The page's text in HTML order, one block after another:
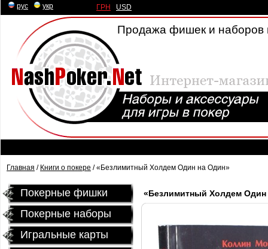
рус укр ГРН USD
Продажа фишек и наборов
Главная / Книги о покере / «Безлимитный Холдем Один на Один»
Покерные фишки
Покерные наборы
Игральные карты
«Безлимитный Холдем